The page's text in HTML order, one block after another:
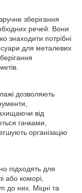
зберігання
речей. Вони
знаходити потрібні
для металевих
дозволяють
від
гачками,
організацію
підходять для
або коморі,
до них. Міцні та